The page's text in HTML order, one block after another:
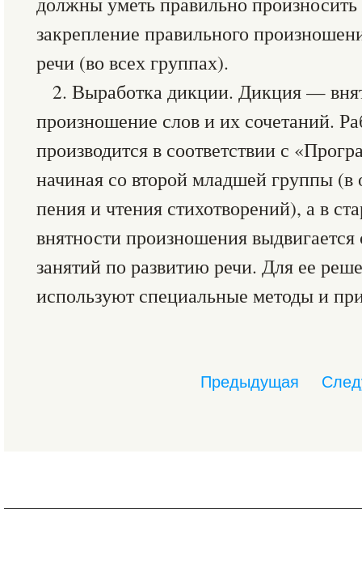
закрепление правильного
речи (во всех группах).
2. Выработка дикции. Дикция —
произношение слов и их сочетаний.
производится в соответствии с
начиная со второй младшей группы (в
пения и чтения стихотворений), а в
внятности произношения выдвигается
занятий по развитию речи. Для ее
используют специальные методы и
Предыдущая